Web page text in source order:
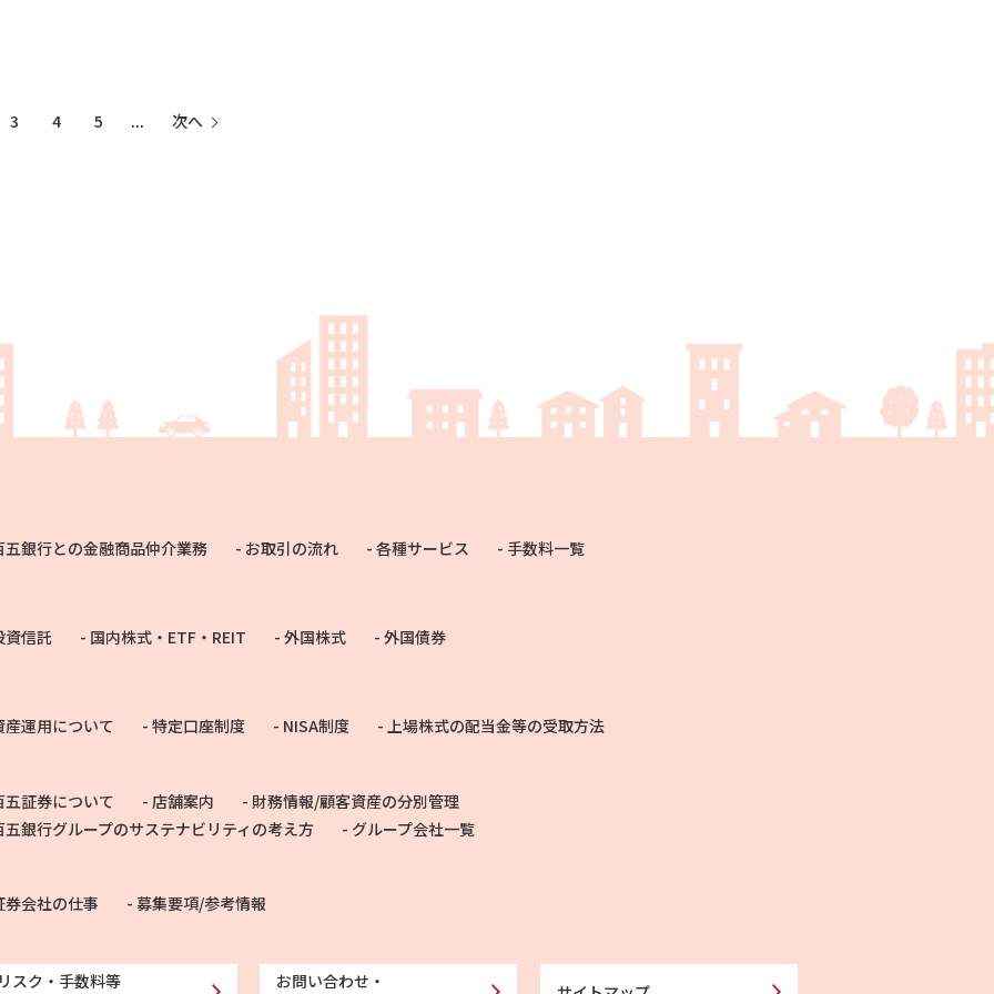
3 4 5 ... 次へ
五銀行との金融商品仲介業務 お取引の流れ 各種サービス 手数料一覧
資信託 国内株式・ETF・REIT 外国株式 外国債券
産運用について 特定口座制度 NISA制度 上場株式の配当金等の受取方法
五証券について 店舗案内
財務情報/顧客資産の分別管理
五銀行グループのサステナビリティの考え方
グループ会社一覧
券会社の仕事 募集要項/参考情報
スク・手数料等
お問い合わせ・